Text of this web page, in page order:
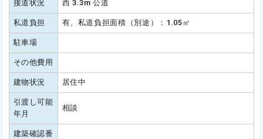
接道状況 西 3.3m 公道
私道負担 有、私道負担面積（別途）：1.05㎡
駐車場
その他費用
建物状況 居住中
引渡し可能
年月
相談
建築確認番